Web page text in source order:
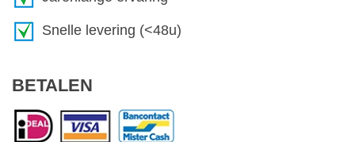
Snelle levering (<48u)
BETALEN